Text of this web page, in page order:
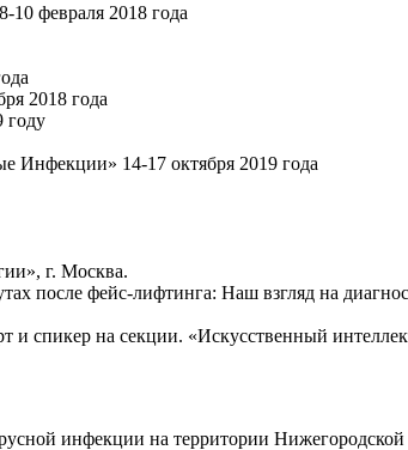
10 февраля 2018 года
2018 года
году
Инфекции» 14-17 октября 2019 года
г. Москва.
после фейс-лифтинга: Наш взгляд на
на секции. «Искусственный
инфекции на территории Нижегородской